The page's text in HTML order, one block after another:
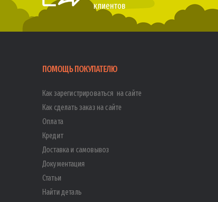
клиентов
ПОМОЩЬ ПОКУПАТЕЛЮ
Как зарегистрироваться на сайте
Как сделать заказ на сайте
Оплата
Кредит
Доставка и самовывоз
Документация
Статьи
Найти деталь